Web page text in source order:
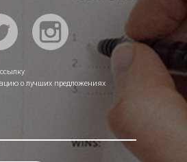
о лучших предложениях